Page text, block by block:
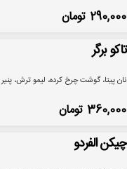
290,000 تومان
تاکو برگر
نان پیتا، گوشت چرخ کرده، لیمو ترش،
360,000 تومان
چیکن الفردو